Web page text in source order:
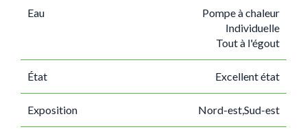
Eau
Pompe à chaleur
Individuelle
Tout à l'égout
État Excellent état
Exposition Nord-est,Sud-est